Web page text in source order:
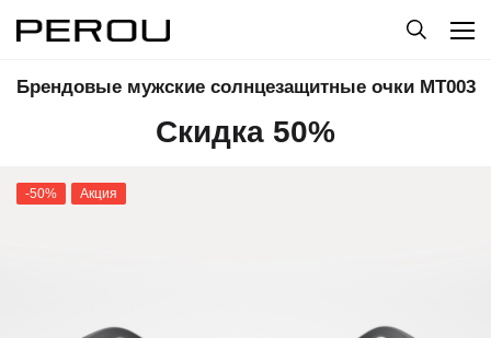
Брендовые мужские солнцезащитные очки МТ003
Скидка 50%
-50% Акция